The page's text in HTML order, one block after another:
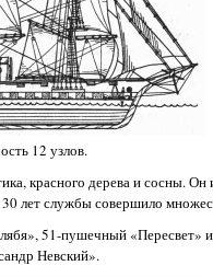
12 узлов.
красного дерева и сосны.
лет службы совершило
51-пушечный
Невский».